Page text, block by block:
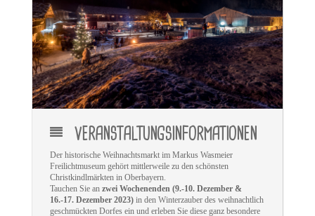
VERANSTALTUNGSINFORMATIONEN
Der historische Weihnachtsmarkt im Markus Wasmeier
Freilichtmuseum gehört mittlerweile zu den schönsten
Christkindlmärkten in Oberbayern.
Tauchen Sie an zwei Wochenenden (9.-10. Dezember &
16.-17. Dezember 2023)in den Winterzauber des weihnachtlich
geschmückten Dorfes ein und erleben Sie diese ganz besondere